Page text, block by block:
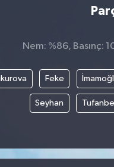
Nem: %86, Basınç:
Feke
Seyhan